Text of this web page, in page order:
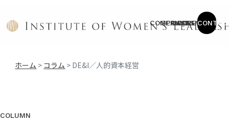
COMPANY
SERVICE
CASES
COLUMN
NEWS
ホーム > コラム > DE&I／人的資本経営
COLUMN